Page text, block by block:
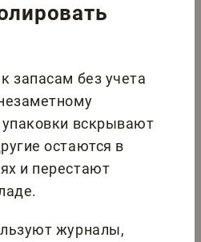
запасам без учета
вскрывают
остаются в
и перестают
журналы,